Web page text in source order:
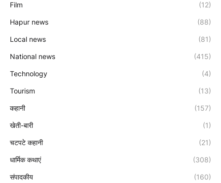
Film (12)
Hapur news (88)
Local news (81)
National news (415)
Technology (4)
Tourism (13)
कहानी (157)
खेती-बारी (1)
चटपटे कहानी (21)
धार्मिक कथाएं (308)
संपादकीय (160)